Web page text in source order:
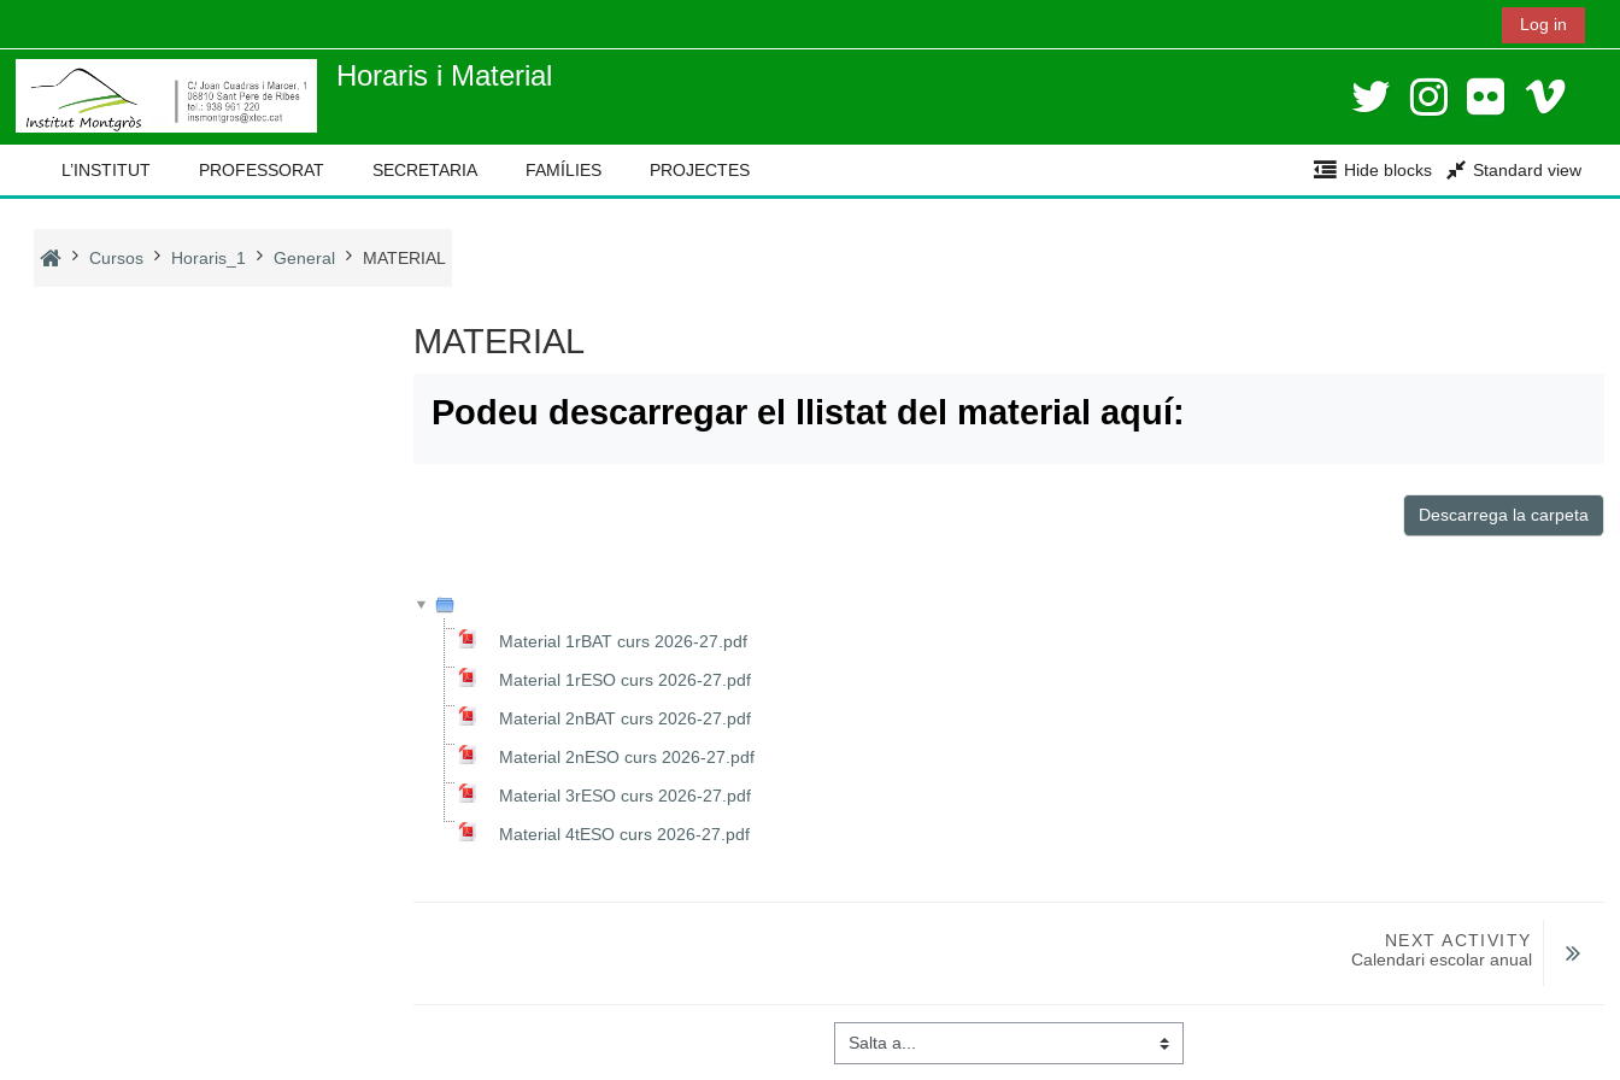
Log in
Horaris i Material
L’INSTITUT PROFESSORAT SECRETARIA FAMÍLIES PROJECTES Hide blocks Standard view
Cursos Horaris_1 General MATERIAL
MATERIAL
Podeu descarregar el llistat del material aquí:
Descarrega la carpeta
Material 1rBAT curs 2026-27.pdf
Material 1rESO curs 2026-27.pdf
Material 2nBAT curs 2026-27.pdf
Material 2nESO curs 2026-27.pdf
Material 3rESO curs 2026-27.pdf
Material 4tESO curs 2026-27.pdf
NEXT ACTIVITY
Calendari escolar anual